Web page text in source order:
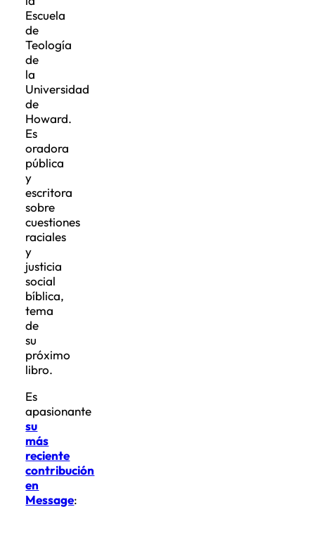
Escuela
de
Teología
de
la
Universidad
de
Howard.
Es
oradora
pública
y
escritora
sobre
cuestiones
raciales
y
justicia
social
bíblica,
tema
de
su
próximo
libro.
Es
apasionante
su
más
reciente
contribución
en
Message: